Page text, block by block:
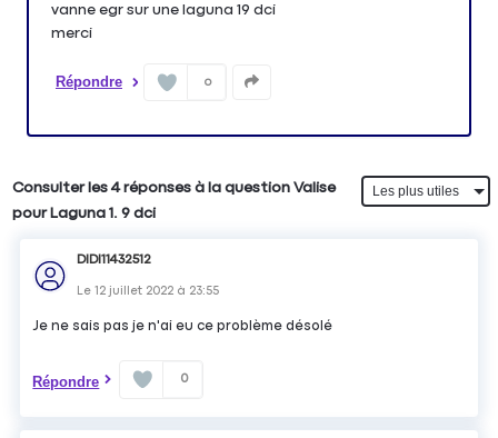
vanne egr sur une laguna 19 dci
merci
Répondre 0
Consulter les 4 réponses à la question Valise
pour Laguna 1. 9 dci
DIDI11432512
Le12 juillet 2022 à 23:55
Je ne sais pas je n'ai eu ce problème désolé
Répondre 0